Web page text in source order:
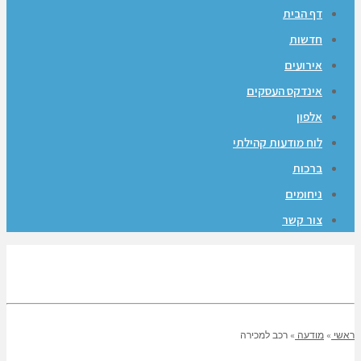
דף הבית
חדשות
אירועים
אינדקס העסקים
אלפון
לוח מודעות קהילתי
ברכות
ניחומים
צור קשר
ראשי » מודעה » רכב למכירה